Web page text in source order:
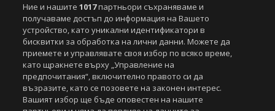
Етични правила на НСС
Лични данни
Управление на предпочитания
Съдържанието на този уеб сайт и технологиите, използвани в него, са
под закрила на Закона за авторското право и сродните му права.
Всички статии, репортажи, интервюта и други текстови, графични и
видео материали, публикувани в сайта, са собственост на Агенция
Спортал, освен ако изрично е посочено друго. Допуска се
публикуване на текстови материали само след писмено съгласие на
Агенция Спортал, посочване на източника и добавяне на линк към
Ние и нашите1017партньори съхраняваме и
получаваме достъп до информация на Вашето
устройство, като уникални идентификатори в
бисквитки за обработка на лични данни. Можете да
приемете и управлявате своя избор по всяко време,
като щракнете върху „Управление на
предпочитания“, включително правото си да
възразите, като се позовете на законен интерес.
Вашият избор ще бъде оповестен на нашите